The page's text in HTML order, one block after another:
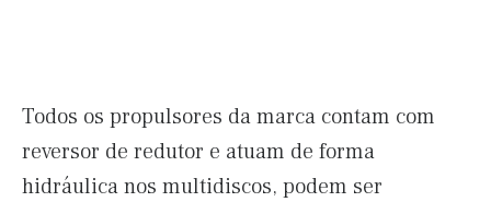
Todos os propulsores da marca contam com
reversor de redutor e atuam de forma
hidráulica nos multidiscos, podem ser